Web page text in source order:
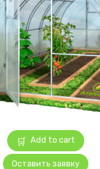
Add to cart
Оставить заявку